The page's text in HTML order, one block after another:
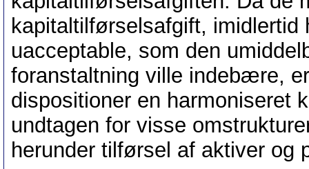
kapitaltilførselsafgift,
uacceptable, som den
foranstaltning ville indebære,
dispositioner en harmoniseret
undtagen for visse
herunder tilførsel af aktiver og